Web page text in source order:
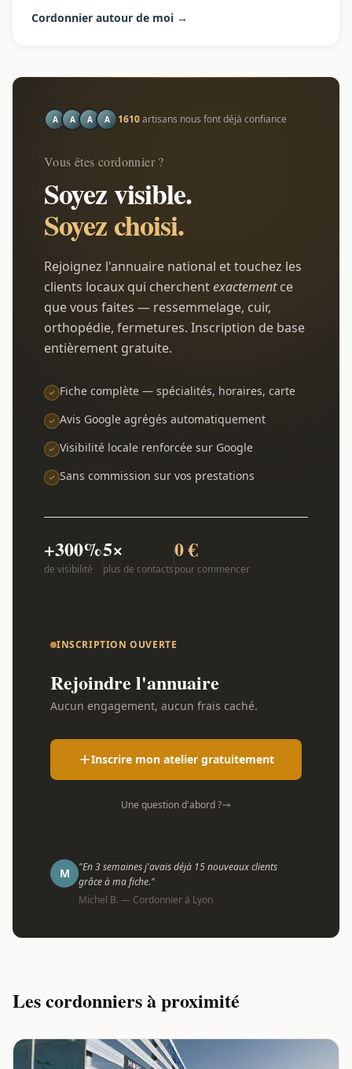
Cordonnier autour de moi →
A A A A 1610artisans nous font déjà confiance
Vous êtes cordonnier ?
Soyez visible.
Soyez choisi.
Rejoignez l'annuaire national et touchez les
clients locaux qui cherchentexactementce
que vous faites — ressemmelage, cuir,
orthopédie, fermetures. Inscription de base
entièrement gratuite.
Fiche complète — spécialités, horaires, carte
Avis Google agrégés automatiquement
Visibilité locale renforcée sur Google
Sans commission sur vos prestations
+300%
de visibilité
5×
plus de contacts
0 €
pour commencer
INSCRIPTION OUVERTE
Rejoindre l'annuaire
Aucun engagement, aucun frais caché.
Inscrire mon atelier gratuitement
Une question d'abord ?
M
"En 3 semaines j'avais déjà 15 nouveaux clients
grâce à ma fiche."
Michel B. — Cordonnier à Lyon
Les cordonniers à proximité